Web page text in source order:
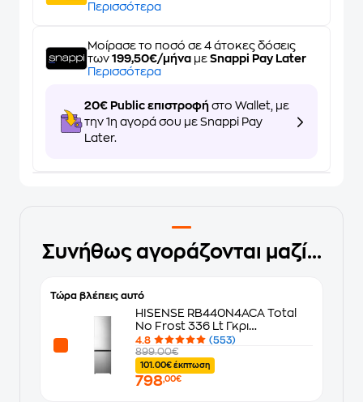
Περισσότερα
Μοίρασε το ποσό σε 4 άτοκες δόσεις
των 199,50€/μήνα με Snappi Pay Later
Περισσότερα
20€ Public επιστροφή στο Wallet, με
την 1η αγορά σου με Snappi Pay
Later.
Συνήθως αγοράζονται μαζί...
Τώρα βλέπεις αυτό
HISENSE RB440N4ACA Total
No Frost 336 Lt Γκρι
Ψυγειοκαταψύκτης
4.8
(553)
899.00€
101.00€ έκπτωση
798,00€